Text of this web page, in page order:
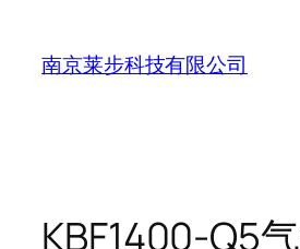
南京莱步科技有限公司
KBF1400-Q5